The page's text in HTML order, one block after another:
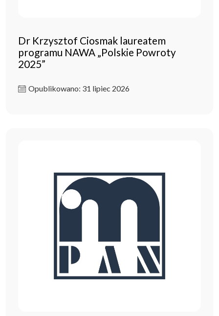
Dr Krzysztof Ciosmak laureatem
programu NAWA „Polskie Powroty
2025”
Opublikowano: 31 lipiec 2026